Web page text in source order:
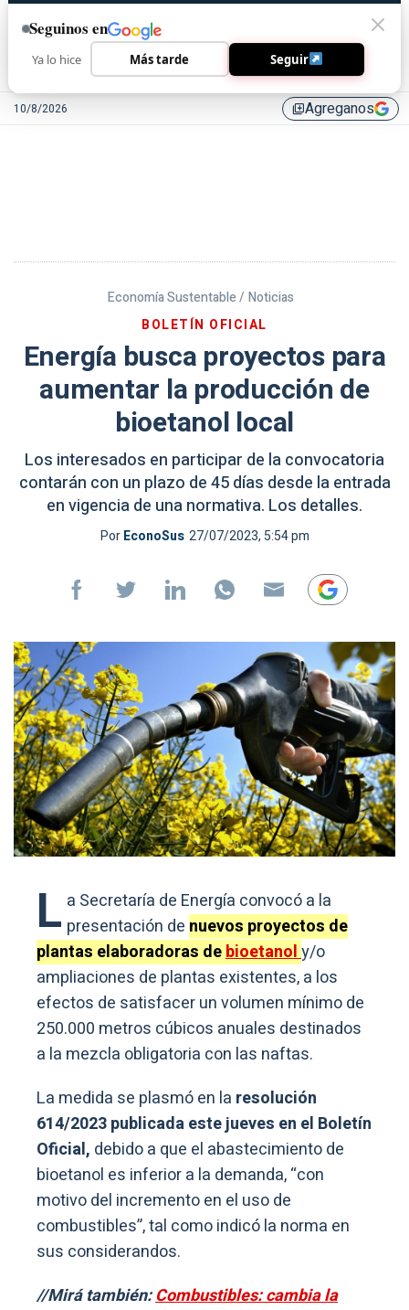
10/8/2026 library_addAgreganos
Economía Sustentable / Noticias
BOLETÍN OFICIAL
Energía busca proyectos para
aumentar la producción de
bioetanol local
Los interesados en participar de la convocatoria
contarán con un plazo de 45 días desde la entrada
en vigencia de una normativa. Los detalles.
PorEconoSus 27/07/2023, 5:54 pm
L a Secretaría de Energía convocó a la
presentación de nuevos proyectos de
plantas elaboradoras debioetanoly/o
ampliaciones de plantas existentes, a los
efectos de satisfacer un volumen mínimo de
250.000 metros cúbicos anuales destinados
a la mezcla obligatoria con las naftas.
La medida se plasmó en la resolución
614/2023 publicada este jueves en el Boletín
Oficial, debido a que el abastecimiento de
bioetanol es inferior a la demanda, “con
motivo del incremento en el uso de
combustibles”, tal como indicó la norma en
sus considerandos.
//Mirá también:Combustibles: cambia la
Seguinos en
Ya lo hice Más tarde Seguir